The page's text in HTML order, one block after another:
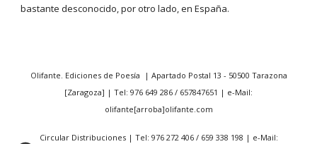
bastante desconocido, por otro lado, en España.
Olifante. Ediciones de Poesía | Apartado Postal 13 - 50500 Tarazona
[Zaragoza] | Tel: 976 649 286 / 657847651 | e-Mail:
olifante[arroba]olifante.com
Circular Distribuciones | Tel: 976 272 406 / 659 338 198 | e-Mail: